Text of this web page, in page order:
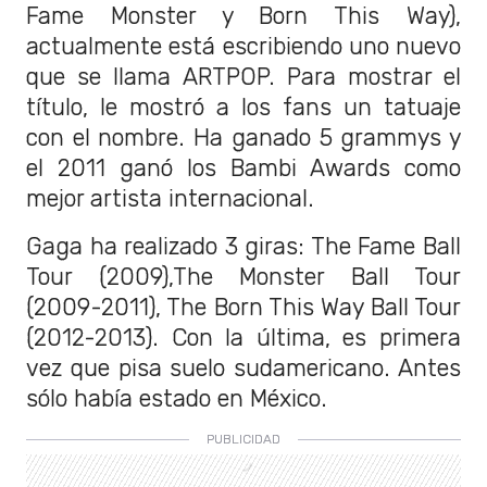
Fame Monster y Born This Way),
actualmente está escribiendo uno nuevo
que se llama ARTPOP. Para mostrar el
título, le mostró a los fans un tatuaje
con el nombre. Ha ganado 5 grammys y
el 2011 ganó los Bambi Awards como
mejor artista internacional.
Gaga ha realizado 3 giras: The Fame Ball
Tour (2009),The Monster Ball Tour
(2009-2011), The Born This Way Ball Tour
(2012-2013). Con la última, es primera
vez que pisa suelo sudamericano. Antes
sólo había estado en México.